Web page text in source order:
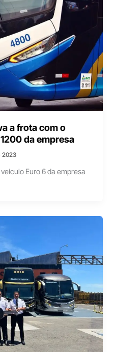
a frota com o
da empresa
2023
Euro 6 da empresa